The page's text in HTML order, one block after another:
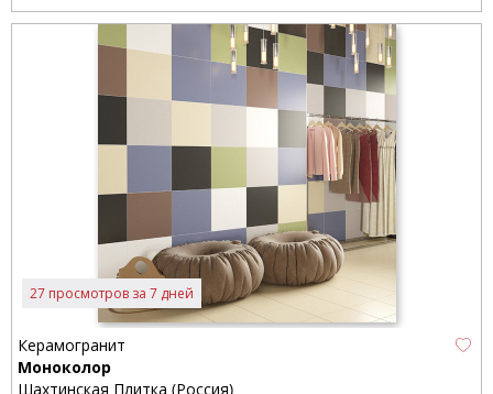
27 просмотров за 7 дней
Керамогранит
Моноколор
Шахтинская Плитка (Россия)